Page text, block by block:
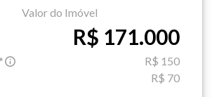
Valor do Imóvel
R$ 171.000
R$ 150
R$ 70